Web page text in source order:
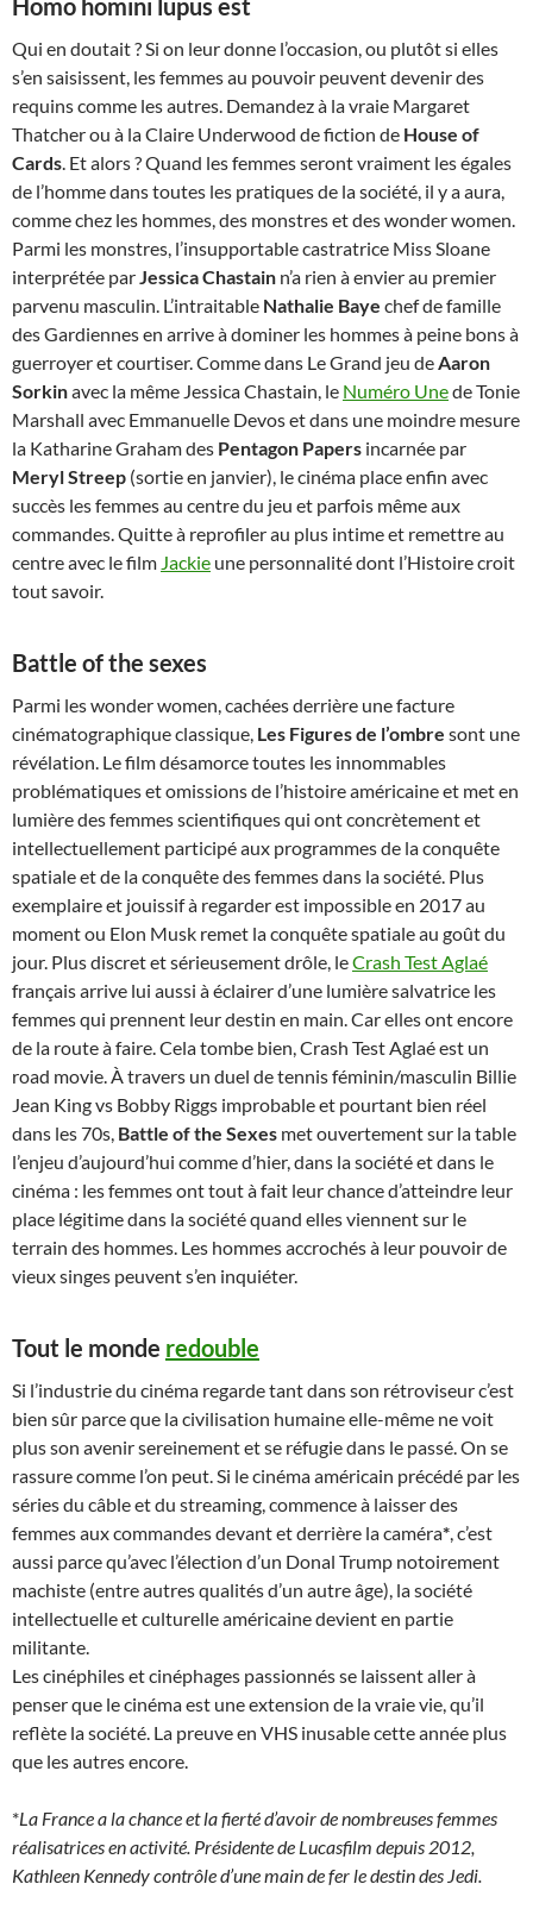
Homo homini lupus est
Qui en doutait ? Si on leur donne l’occasion, ou plutôt si elles
s’en saisissent, les femmes au pouvoir peuvent devenir des
requins comme les autres. Demandez à la vraie Margaret
Thatcher ou à la Claire Underwood de fiction de House of
Cards. Et alors ? Quand les femmes seront vraiment les égales
de l’homme dans toutes les pratiques de la société, il y a aura,
comme chez les hommes, des monstres et des wonder women.
Parmi les monstres, l’insupportable castratrice Miss Sloane
interprétée parJessica Chastain n’a rien à envier au premier
parvenu masculin. L’intraitable Nathalie Baye chef de famille
des Gardiennes en arrive à dominer les hommes à peine bons à
guerroyer et courtiser. Comme dans Le Grand jeu deAaron
Sorkinavec la même Jessica Chastain, le Numéro Unede Tonie
Marshall avec Emmanuelle Devos et dans une moindre mesure
la Katharine Graham des Pentagon Papers incarnée par
Meryl Streep (sortie en janvier), le cinéma place enfin avec
succès les femmes au centre du jeu et parfois même aux
commandes. Quitte à reprofiler au plus intime et remettre au
centre avec le film Jackie une personnalité dont l’Histoire croit
tout savoir.
Battle of the sexes
Parmi les wonder women, cachées derrière une facture
cinématographique classique, Les Figures de l’ombre sont une
révélation. Le film désamorce toutes les innommables
problématiques et omissions de l’histoire américaine et met en
lumière des femmes scientifiques qui ont concrètement et
intellectuellement participé aux programmes de la conquête
spatiale et de la conquête des femmes dans la société. Plus
exemplaire et jouissif à regarder est impossible en 2017 au
moment ou Elon Musk remet la conquête spatiale au goût du
jour. Plus discret et sérieusement drôle, leCrash Test Aglaé
français arrive lui aussi à éclairer d’une lumière salvatrice les
femmes qui prennent leur destin en main. Car elles ont encore
de la route à faire. Cela tombe bien, Crash Test Aglaé est un
road movie. À travers un duel de tennis féminin/masculin Billie
Jean King vs Bobby Riggs improbable et pourtant bien réel
dans les 70s, Battle of the Sexes met ouvertement sur la table
l’enjeu d’aujourd’hui comme d’hier, dans la société et dans le
cinéma : les femmes ont tout à fait leur chance d’atteindre leur
place légitime dans la société quand elles viennent sur le
terrain des hommes. Les hommes accrochés à leur pouvoir de
vieux singes peuvent s’en inquiéter.
Tout le monde redouble
Si l’industrie du cinéma regarde tant dans son rétroviseur c’est
bien sûr parce que la civilisation humaine elle-même ne voit
plus son avenir sereinement et se réfugie dans le passé. On se
rassure comme l’on peut. Si le cinéma américain précédé par les
séries du câble et du streaming, commence à laisser des
femmes aux commandes devant et derrière la caméra*, c’est
aussi parce qu’avec l’élection d’un Donal Trump notoirement
machiste (entre autres qualités d’un autre âge), la société
intellectuelle et culturelle américaine devient en partie
militante.
Les cinéphiles et cinéphages passionnés se laissent aller à
penser que le cinéma est une extension de la vraie vie, qu’il
reflète la société. La preuve en VHS inusable cette année plus
que les autres encore.
*La France a la chance et la fierté d’avoir de nombreuses femmes
réalisatrices en activité. Présidente de Lucasfilm depuis 2012,
Kathleen Kennedy contrôle d’une main de fer le destin des Jedi.